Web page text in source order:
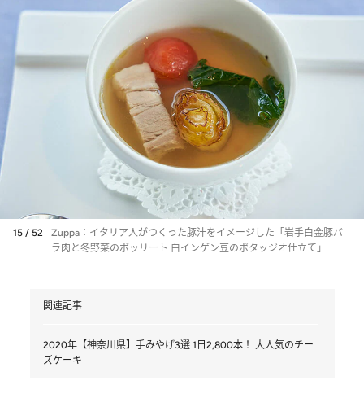
15 / 52
Zuppa：イタリア人がつくった豚汁をイメージした「岩手白金豚バ
ラ肉と冬野菜のボッリート 白インゲン豆のポタッジオ仕立て」
関連記事
2020年【神奈川県】手みやげ3選 1日2,800本！ 大人気のチー
ズケーキ